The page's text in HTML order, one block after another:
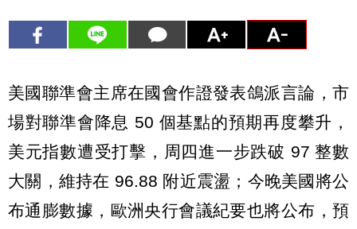
美國聯準會主席在國會作證發表鴿派言論，市
場對聯準會降息 50 個基點的預期再度攀升，
美元指數遭受打擊，周四進一步跌破 97 整數
大關，維持在 96.88 附近震盪；今晚美國將公
布通膨數據，歐洲央行會議紀要也將公布，預